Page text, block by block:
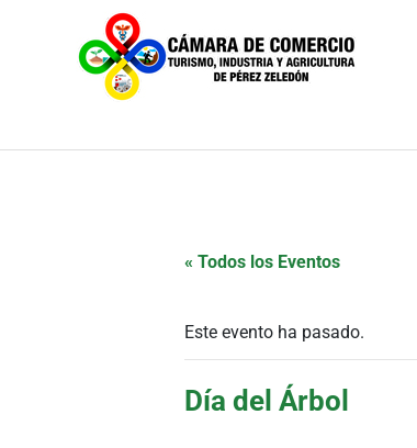
« Todos los Eventos
Este evento ha pasado.
Día del Árbol